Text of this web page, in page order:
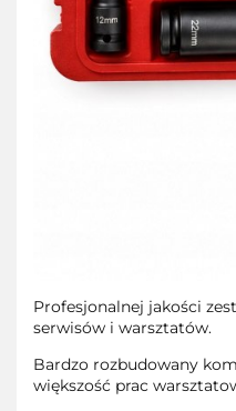
Profesjonalnej jakości
serwisów i warsztatów.
Bardzo rozbudowany
większość prac